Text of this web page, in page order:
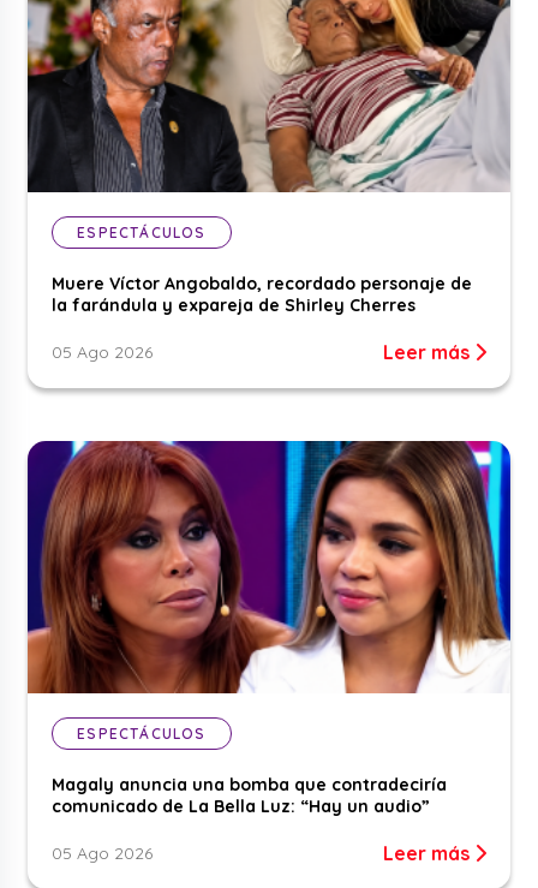
ESPECTÁCULOS
Muere Víctor Angobaldo, recordado personaje de
la farándula y expareja de Shirley Cherres
05 Ago 2026 Leer más
ESPECTÁCULOS
Magaly anuncia una bomba que contradeciría
comunicado de La Bella Luz: “Hay un audio”
05 Ago 2026 Leer más